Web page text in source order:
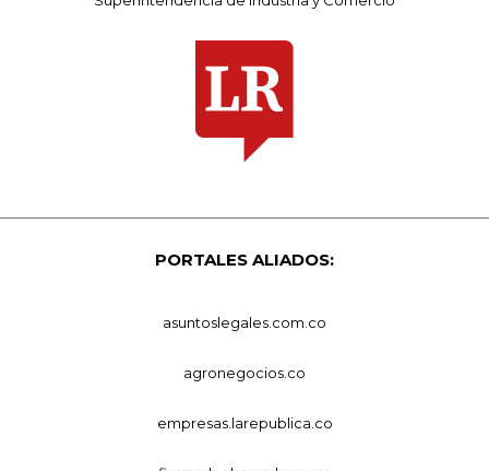
PORTALES ALIADOS:
asuntoslegales.com.co
agronegocios.co
empresas.larepublica.co